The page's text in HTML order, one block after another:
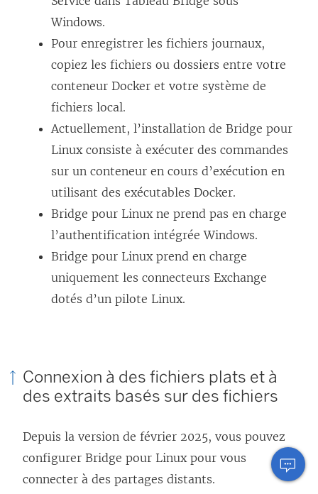
Windows.
Pour enregistrer les fichiers journaux,
copiez les fichiers ou dossiers entre votre
conteneur Docker et votre système de
fichiers local.
Actuellement, l’installation de Bridge pour
Linux consiste à exécuter des commandes
sur un conteneur en cours d’exécution en
utilisant des exécutables Docker.
Bridge pour Linux ne prend pas en charge
l’authentification intégrée Windows.
Bridge pour Linux prend en charge
uniquement les connecteurs Exchange
dotés d’un pilote Linux.
Connexion à des fichiers plats et à
des extraits basés sur des fichiers
Depuis la version de février 2025, vous pouvez
configurer Bridge pour Linux pour vous
connecter à des partages distants.